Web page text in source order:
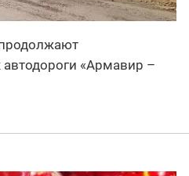
автодороги «Армавир –